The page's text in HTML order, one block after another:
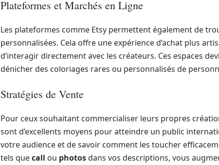
Plateformes et Marchés en Ligne
Les plateformes comme Etsy permettent également de
personnalisées. Cela offre une expérience d’achat plus
d’interagir directement avec les créateurs. Ces espaces
dénicher des coloriages rares ou personnalisés de
Stratégies de Vente
Pour ceux souhaitant commercialiser leurs propres
sont d’excellents moyens pour atteindre un public
votre audience et de savoir comment les toucher
tels quecall ou photosdans vos descriptions, vous